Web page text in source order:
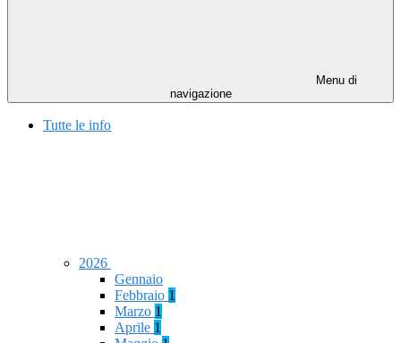
Menu di
navigazione
Tutte le info
2026
Gennaio
Febbraio 1
Marzo 1
Aprile 1